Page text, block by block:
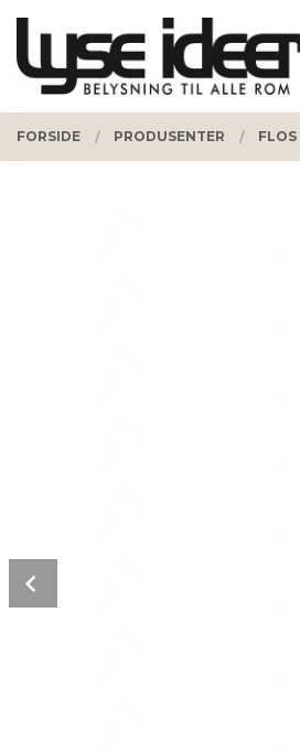
Gå
innholdet
PRODUKTER
FORSIDE PRODUSENTER FLOS